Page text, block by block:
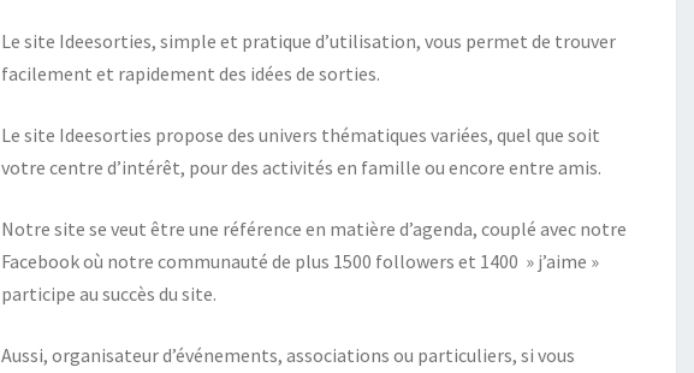
Le site Ideesorties, simple et pratique d’utilisation, vous permet de trouver
facilement et rapidement des idées de sorties.
Le site Ideesorties propose des univers thématiques variées, quel que soit
votre centre d’intérêt, pour des activités en famille ou encore entre amis.
Notre site se veut être une référence en matière d’agenda, couplé avec notre
Facebook où notre communauté de plus 1500 followers et 1400 » j’aime »
participe au succès du site.
Aussi, organisateur d’événements, associations ou particuliers, si vous